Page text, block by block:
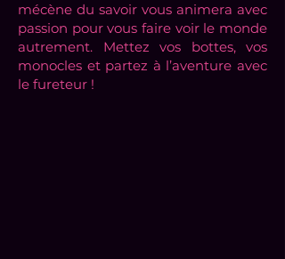
mécène du savoir vous animera avec
passion pour vous faire voir le monde
autrement. Mettez vos bottes, vos
monocles et partez à l’aventure avec
le fureteur !